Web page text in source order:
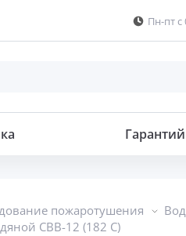
Пн-пт с
пожаротушения
СВВ-12 (182 С)